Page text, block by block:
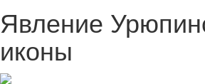
Явление
иконы